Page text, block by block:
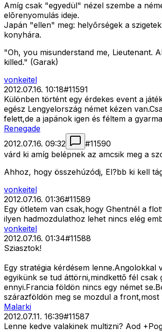
Amíg csak "egyedül" nézel szembe a
elõrenyomulás ideje.
Japán "ellen" meg: helyõrségek a
konyhára.
"Oh, you misunderstand me, Lieutenant.
killed." (Garak)
vonkeitel
2012.07.16. 10:18#11591
Különben történt egy érdekes event a
egész Lengyelország német kézen
felett,de a japánok igen és féltem a
Renegade
2012.07.16. 09:32
#11590
várd ki amíg belépnek az amcsik meg a
Ahhoz, hogy összehúzódj, El?bb ki kell
vonkeitel
2012.07.16. 01:36#11589
Egy ötletem van csak,hogy Ghentnél a
ilyen hadmozdulathoz lehet nincs elég
vonkeitel
2012.07.16. 01:34#11588
Sziasztok!
Egy stratégia kérdésem
egyikünk se tud áttörni,mindkettõ fél csak
ennyi.Francia földön nincs egy német
szárazföldön meg se mozdul a
Malarki
2012.07.11. 16:39#11587
Lenne kedve valakinek multizni? Aod